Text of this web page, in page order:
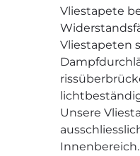
Vliestapete
Vliestapeten
Unsere
Innenbereich.